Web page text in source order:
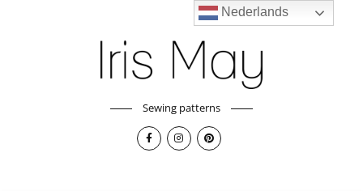
Sewing patterns
Nederlands